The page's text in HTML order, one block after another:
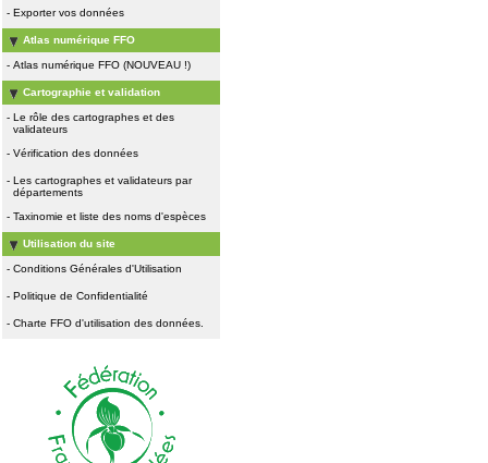
- Exporter vos données
Atlas numérique FFO
- Atlas numérique FFO (NOUVEAU !)
Cartographie et validation
- Le rôle des cartographes et des
validateurs
- Vérification des données
- Les cartographes et validateurs par
départements
- Taxinomie et liste des noms d'espèces
Utilisation du site
- Conditions Générales d'Utilisation
- Politique de Confidentialité
- Charte FFO d'utilisation des données.